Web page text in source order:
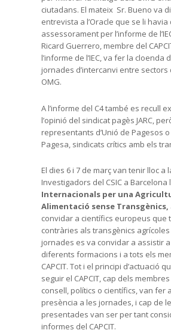
ciutadans. El mateix Sr. Bueno va
entrevista a l’Oracle que se li
assessorament per l’informe de
Ricard Guerrero, membre del
l’informe de l’IEC, va fer la cloenda
jornades d’intercanvi entre
OMG.
A l’informe del C4 també es recull
l’opinió del sindicat pagès JARC,
representants d’Unió de Pagesos o
Pagesa, sindicats crítics amb els
El dies 6 i 7 de març van tenir lloc a
Investigadors del CSIC a Barcelona
Internacionals per una
Alimentació sense Transgènics,
convidar a científics europeus que
contràries als transgènics agrícoles
jornades es va convidar a assistir
diferents formacions i a tots els
CAPCIT. Tot i el principi d’actuació
seguir el CAPCIT, cap dels
consell, polítics o científics, van fer
presència a les jornades, i cap de
presentades van ser per tant
informes del CAPCIT.